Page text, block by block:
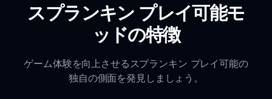
スプランキン プレイ可能モ
ッドの特徴
ゲーム体験を向上させるスプランキン プレイ可能の
独自の側面を発見しましょう。